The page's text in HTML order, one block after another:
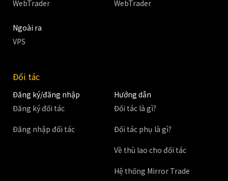
WebTrader WebTrader
Ngoài ra
VPS
Đối tác
Đăng ký/đăng nhập
Đăng ký đối tác
Đăng nhập đối tác
Hướng dẫn
Đối tác là gì?
Đối tác phụ là gì?
Về thù lao cho đối tác
Hệ thống Mirror Trade